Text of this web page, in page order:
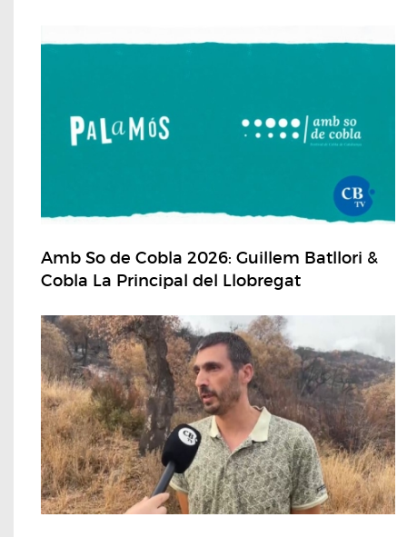
Amb So de Cobla 2026: Guillem Batllori &
Cobla La Principal del Llobregat